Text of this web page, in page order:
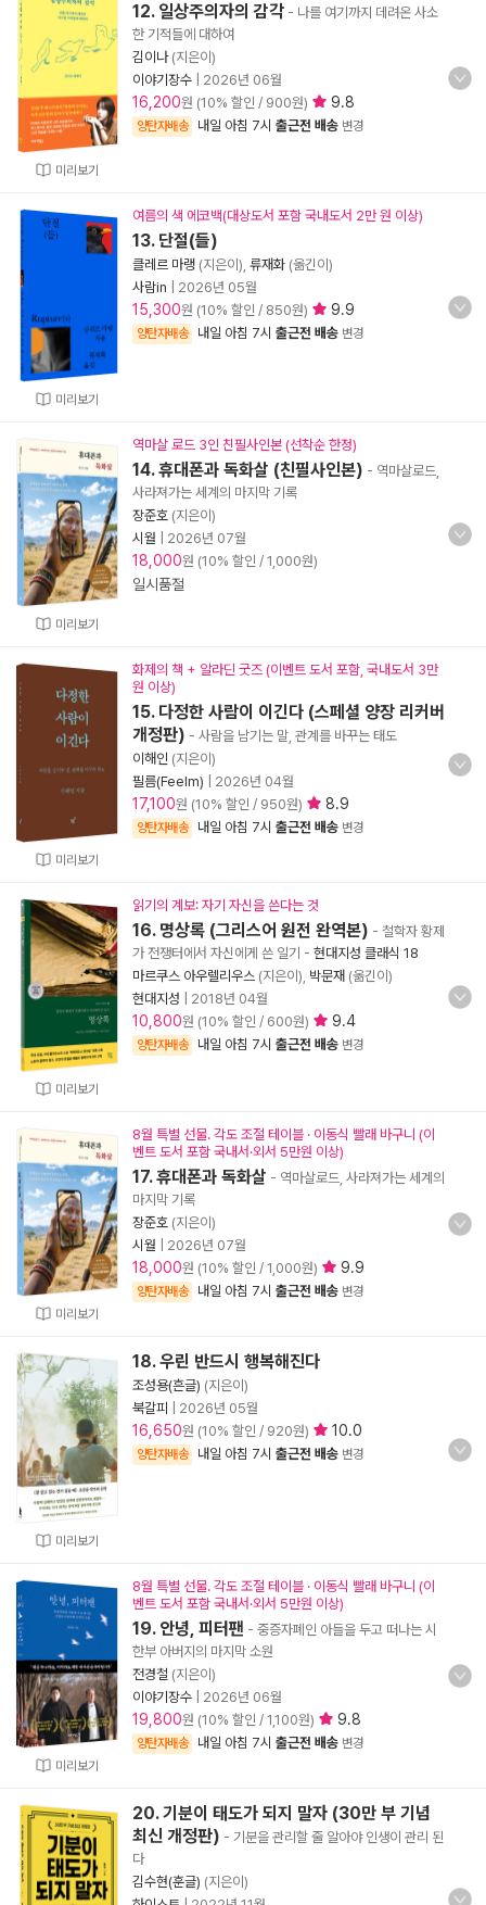
미리보기
12. 일상주의자의 감각 - 나를 여기까지 데려온 사소
한 기적들에 대하여
김이나(지은이)
이야기장수
2026년 06월
16,200원 (10% 할인 / 900원) 9.8
양탄자배송 내일 아침 7시 출근전 배송 변경
미리보기
여름의 색 에코백(대상도서 포함 국내도서 2만 원 이상)
13. 단절(들)
클레르 마랭 (지은이), 류재화 (옮긴이)
사람in
2026년 05월
15,300원 (10% 할인 / 850원) 9.9
양탄자배송 내일 아침 7시 출근전 배송 변경
미리보기
역마살 로드 3인 친필사인본 (선착순 한정)
14. 휴대폰과 독화살 (친필사인본) - 역마살로드,
사라져가는 세계의 마지막 기록
장준호 (지은이)
시월
2026년 07월
18,000원 (10% 할인 / 1,000원)
일시품절
미리보기
화제의 책 + 알라딘 굿즈 (이벤트 도서 포함, 국내도서 3만
원 이상)
15. 다정한 사람이 이긴다 (스페셜 양장 리커버
개정판) - 사람을 남기는 말, 관계를 바꾸는 태도
이해인 (지은이)
필름(Feelm)
2026년 04월
17,100원 (10% 할인 / 950원) 8.9
양탄자배송 내일 아침 7시 출근전 배송 변경
미리보기
읽기의 계보: 자기 자신을 쓴다는 것
16. 명상록 (그리스어 원전 완역본) - 철학자 황제
가 전쟁터에서 자신에게 쓴 일기 - 현대지성 클래식 18
마르쿠스 아우렐리우스 (지은이), 박문재 (옮긴이)
현대지성
2018년 04월
10,800원 (10% 할인 / 600원) 9.4
양탄자배송 내일 아침 7시 출근전 배송 변경
미리보기
8월 특별 선물. 각도 조절 테이블 · 이동식 빨래 바구니 (이
벤트 도서 포함 국내서·외서 5만원 이상)
17. 휴대폰과 독화살 - 역마살로드, 사라져가는 세계의
마지막 기록
장준호 (지은이)
시월
2026년 07월
18,000원 (10% 할인 / 1,000원) 9.9
양탄자배송 내일 아침 7시 출근전 배송 변경
미리보기
18. 우린 반드시 행복해진다
조성용(흔글) (지은이)
북갈피
2026년 05월
16,650원 (10% 할인 / 920원) 10.0
양탄자배송 내일 아침 7시 출근전 배송 변경
미리보기
8월 특별 선물. 각도 조절 테이블 · 이동식 빨래 바구니 (이
벤트 도서 포함 국내서·외서 5만원 이상)
19. 안녕, 피터팬 - 중증자폐인 아들을 두고 떠나는 시
한부 아버지의 마지막 소원
전경철 (지은이)
이야기장수
2026년 06월
19,800원 (10% 할인 / 1,100원) 9.8
양탄자배송 내일 아침 7시 출근전 배송 변경
20. 기분이 태도가 되지 말자 (30만 부 기념
최신 개정판) - 기분을 관리할 줄 알아야 인생이 관리 된
다
김수현(훈글) (지은이)